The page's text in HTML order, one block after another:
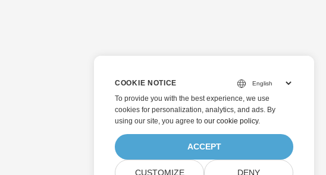
COOKIE NOTICE
To provide you with the best experience, we use
cookies for personalization, analytics, and ads. By
using our site, you agree to our cookie policy.
ACCEPT
CUSTOMIZE DENY